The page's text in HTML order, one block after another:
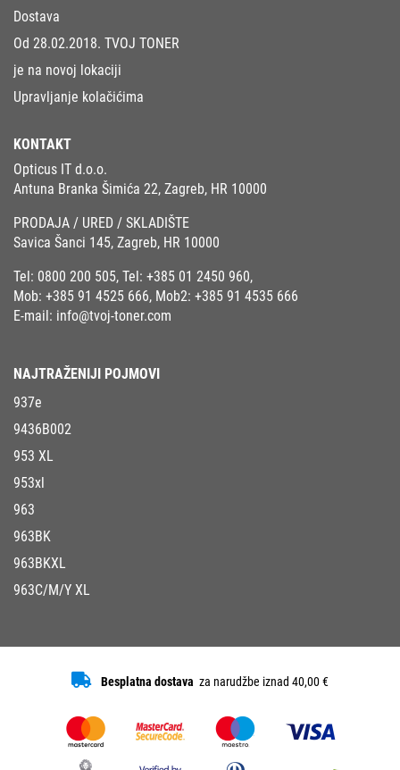
Dostava
Od 28.02.2018. TVOJ TONER
je na novoj lokaciji
Upravljanje kolačićima
KONTAKT
Opticus IT d.o.o.
Antuna Branka Šimića 22, Zagreb, HR 10000
PRODAJA / URED / SKLADIŠTE
Savica Šanci 145, Zagreb, HR 10000
Tel: 0800 200 505, Tel: +385 01 2450 960,
Mob: +385 91 4525 666, Mob2: +385 91 4535 666
E-mail: info@tvoj-toner.com
NAJTRAŽENIJI POJMOVI
937e
9436B002
953 XL
953xl
963
963BK
963BKXL
963C/M/Y XL
Besplatna dostava za narudžbe iznad 40,00 €